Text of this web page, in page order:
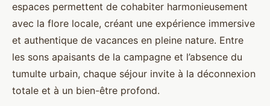
espaces permettent de cohabiter harmonieusement
avec la flore locale, créant une expérience immersive
et authentique de vacances en pleine nature. Entre
les sons apaisants de la campagne et l’absence du
tumulte urbain, chaque séjour invite à la déconnexion
totale et à un bien-être profond.